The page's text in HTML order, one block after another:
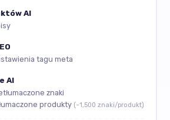
AI
tagu meta
AI
znaki
produkty (~1,500 znaki/produkt)